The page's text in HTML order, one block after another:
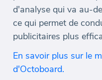
d'analyse qui va au-
ce qui permet de
publicitaires plus
En savoir plus sur le
d'Octoboard.